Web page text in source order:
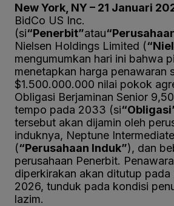
New York, NY – 21 Januari
BidCo US Inc.
(si“Penerbit”atau
Nielsen Holdings Limited (
mengumumkan hari ini bahwa
menetapkan harga penawaran
$1.500.000.000 nilai pokok
Obligasi Berjaminan Senior
tempo pada 2033 (si
tersebut akan dijamin oleh
induknya, Neptune
(“Perusahaan Induk”), dan
perusahaan Penerbit.
diperkirakan akan ditutup pada
2026, tunduk pada kondisi
lazim.